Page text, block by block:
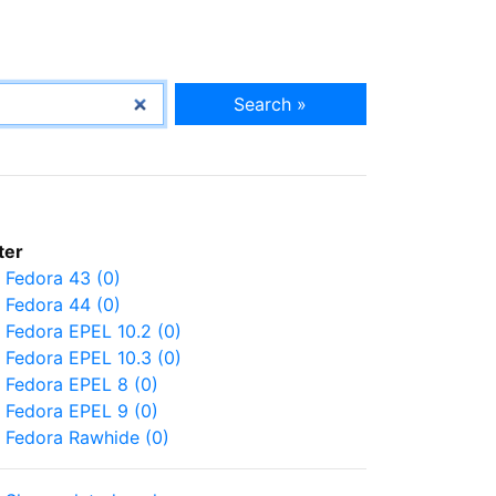
Search »
Fedora 43 (0)
Fedora 44 (0)
Fedora EPEL 10.2 (0)
Fedora EPEL 10.3 (0)
Fedora EPEL 8 (0)
Fedora EPEL 9 (0)
Fedora Rawhide (0)